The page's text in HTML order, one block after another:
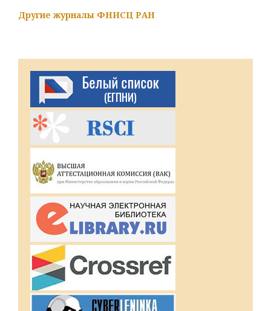
Другие журналы ФНИСЦ РАН